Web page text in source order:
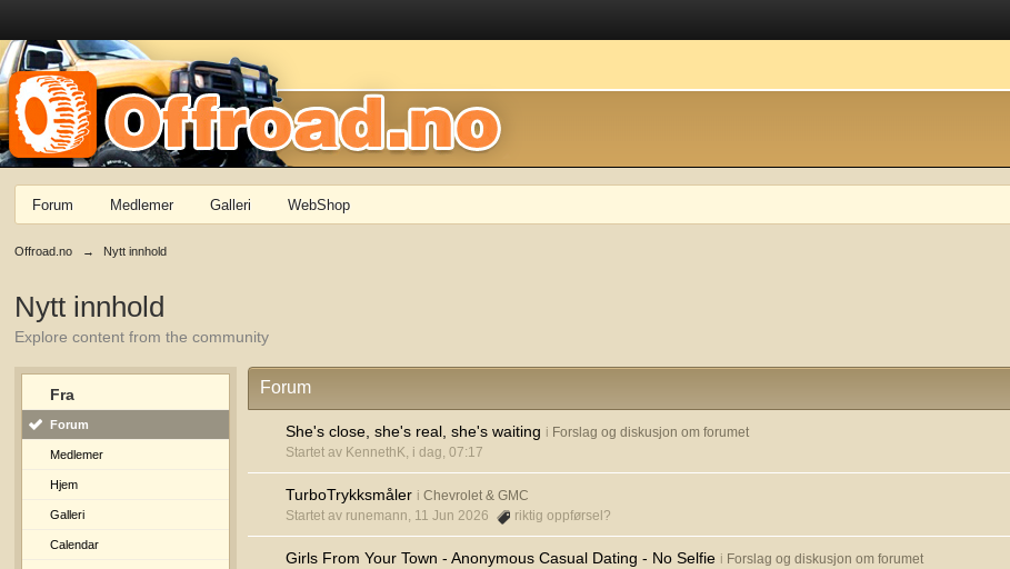
Forum Medlemer Galleri WebShop
Offroad.no → Nytt innhold
Nytt innhold
Explore content from the community
Fra
Forum
Medlemer
Hjem
Galleri
Calendar
Forum
She's close, she's real, she's waiting i Forslag og diskusjon om forumet
Startet av KennethK, i dag, 07:17
TurboTrykksmåler i Chevrolet & GMC
Startet av runemann, 11 Jun 2026
riktig oppførsel?
Girls From Your Town - Anonymous Casual Dating - No Selfie i Forslag og diskusjon om forumet